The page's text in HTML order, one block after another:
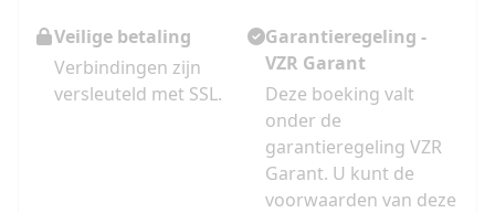
Veilige betaling
Verbindingen zijn
versleuteld met SSL.
Garantieregeling -
VZR Garant
Deze boeking valt
onder de
garantieregeling VZR
Garant. U kunt de
voorwaarden van deze